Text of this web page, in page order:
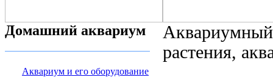
Домашний аквариум
Аквариум и его оборудование
растения,